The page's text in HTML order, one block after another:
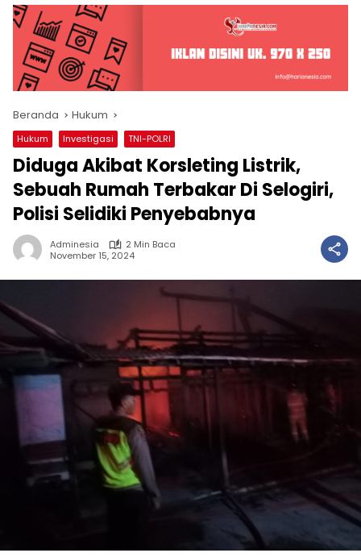
Beranda Hukum
Hukum Investigasi TNI-POLRI
Diduga Akibat Korsleting Listrik,
Sebuah Rumah Terbakar Di Selogiri,
Polisi Selidiki Penyebabnya
Adminesia
2 Min Baca
November 15, 2024